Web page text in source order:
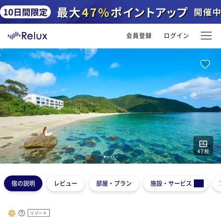
会員登録 ログイン
47枚
12345
宿の説明 レビュー 部屋・プラン 施設・サービス
リゾート